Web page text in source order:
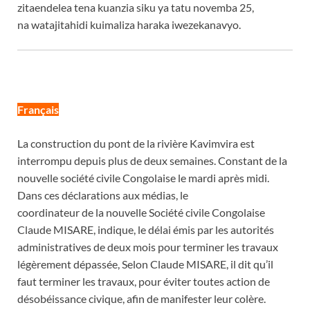
zitaendelea tena kuanzia siku ya tatu novemba 25,
na watajitahidi kuimaliza haraka iwezekanavyo.
Français
La construction du pont de la rivière Kavimvira est
interrompu depuis plus de deux semaines. Constant de la
nouvelle société civile Congolaise le mardi après midi.
Dans ces déclarations aux médias, le
coordinateur de la nouvelle Société civile Congolaise
Claude MISARE, indique, le délai émis par les autorités
administratives de deux mois pour terminer les travaux
légèrement dépassée, Selon Claude MISARE, il dit qu’il
faut terminer les travaux, pour éviter toutes action de
désobéissance civique, afin de manifester leur colère.